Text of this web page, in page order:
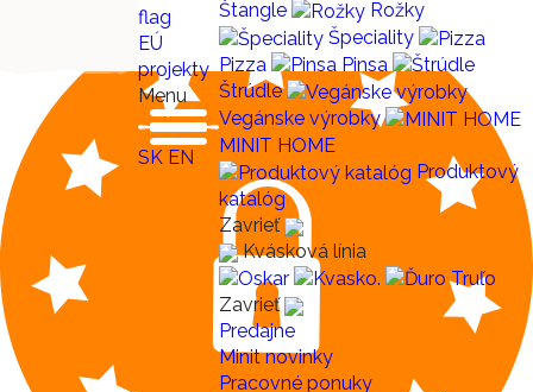
EÚ
projekty
Menu
SK EN
Štangle
Rožky
Špeciality
Pizza
Pinsa
Štrúdle
Vegánske výrobky
MINIT HOME
Produktový
katalóg
Zavrieť
Kvásková línia
Zavrieť
Predajne
Minit novinky
Pracovné ponuky